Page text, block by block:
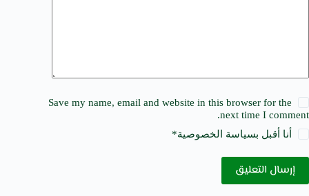
Save my name, email and website in this browser for the
next time I comment.
أنا أقبل بسياسة الخصوصية*
إرسال التعليق